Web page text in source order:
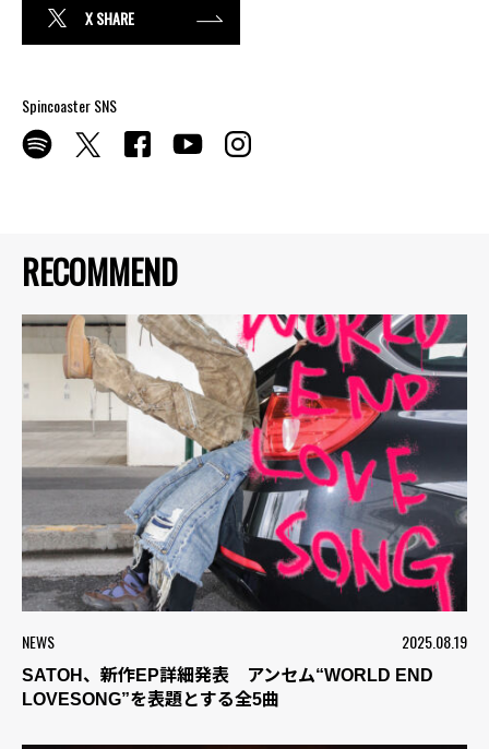
RECOMMEND
NEWS 2025.08.19
SATOH、新作EP詳細発表 アンセム“WORLD END
LOVESONG”を表題とする全5曲
X SHARE
Spincoaster SNS